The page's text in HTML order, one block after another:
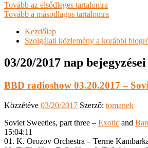
Tovább az elsődleges tartalomra
Tovább a másodlagos tartalomra
Kezdőlap
Szolgálati közlemény a korábbi
03/20/2017 nap bejegyzései
BBD radioshow 03.20.2017 –
Közzétéve 03/20/2017 Szerző: tomanek
Soviet Sweeties, part three – Exotic and
15:04:11
01. K. Orozov Orchestra – Terme